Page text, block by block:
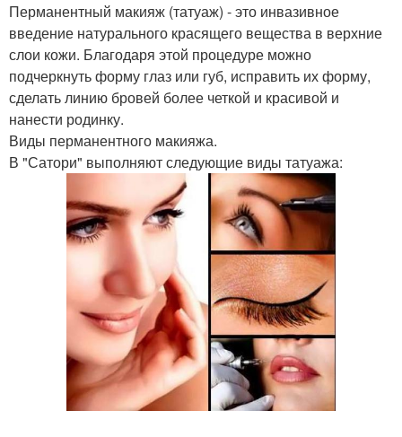
Перманентный макияж (татуаж) - это инвазивное
введение натурального красящего вещества в верхние
слои кожи. Благодаря этой процедуре можно
подчеркнуть форму глаз или губ, исправить их форму,
сделать линию бровей более четкой и красивой и
нанести родинку.
Виды перманентного макияжа.
В "Сатори" выполняют следующие виды татуажа: